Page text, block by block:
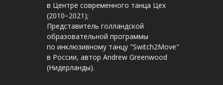
в Центре современного танца Цех
(2010−2021);
Представитель голландской
образовательной программы
по инклюзивному танцу "Switch2Move"
в России, автор Andrew Greenwood
(Нидерланды).